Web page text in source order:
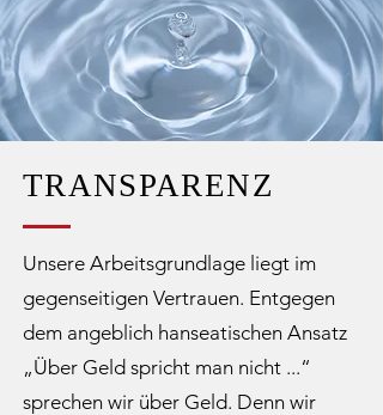
TRANSPARENZ
Unsere Arbeitsgrundlage liegt im
gegenseitigen Vertrauen. Entgegen
dem angeblich hanseatischen Ansatz
„Über Geld spricht man nicht ...“
sprechen wir über Geld. Denn wir